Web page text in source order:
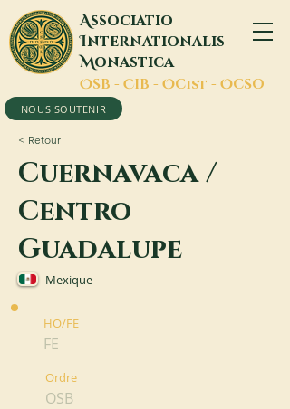
Associatio
Internationalis
Monastica
OSB - CIB - OCist - OCSO
NOUS SOUTENIR
< Retour
Cuernavaca /
Centro
Guadalupe
Mexique
HO/FE
FE
Ordre
OSB